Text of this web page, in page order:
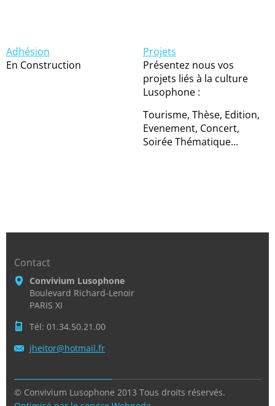
Adhésion
En Construction
Projets
Présentez nous vos
projets liés à la culture
Lusophone :
Tourisme, Thèse, Edition,
Evenement, Concert,
Soirée Thématique...
Contact
Convivium Lusophone
Boulevard Richard-Lenoir
PARIS XI
Tél: 01.34.50.21.00
jheitor@hotmail.fr
© Convivium Lusophone 2013 Tous droits réservés.